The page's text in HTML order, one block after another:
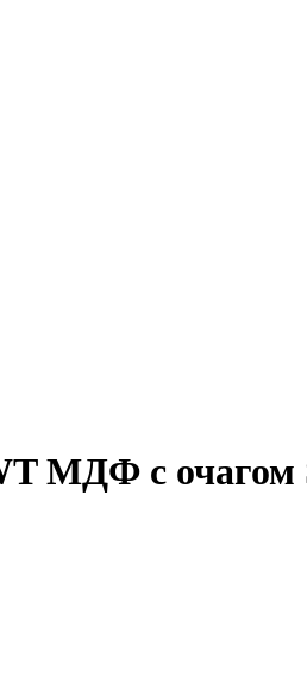
МДФ с очагом